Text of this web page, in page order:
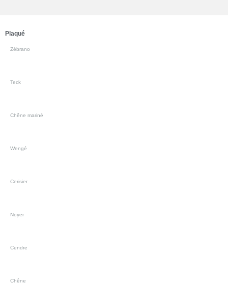
Plaqué
Zébrano
Teck
Chêne mariné
Wengé
Cerisier
Noyer
Cendre
Chêne